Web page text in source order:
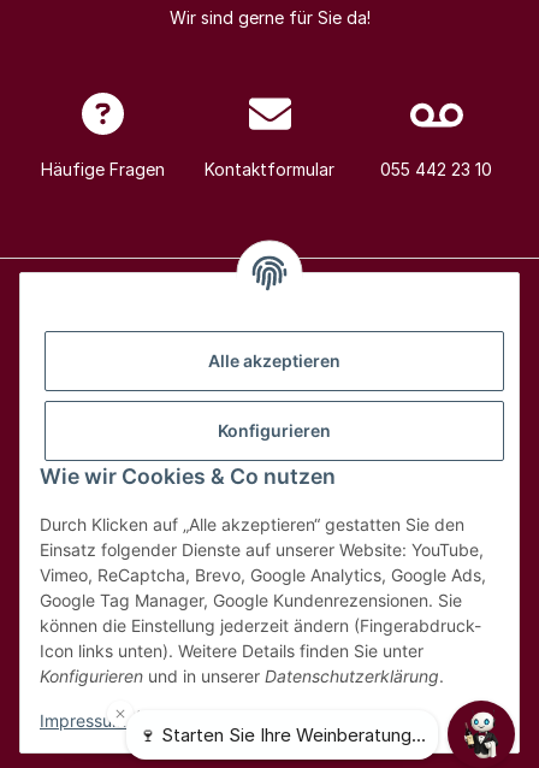
Alle akzeptieren
Konfigurieren
Wie wir Cookies & Co nutzen
Durch Klicken auf „Alle akzeptieren“ gestatten Sie den
Einsatz folgender Dienste auf unserer Website: YouTube,
Vimeo, ReCaptcha, Brevo, Google Analytics, Google Ads,
Google Tag Manager, Google Kundenrezensionen. Sie
können die Einstellung jederzeit ändern (Fingerabdruck-
Icon links unten). Weitere Details finden Sie unter
Konfigurieren und in unserer Datenschutzerklärung.
Impressum
Wir sind gerne für Sie da!
Häufige Fragen Kontaktformular 055 442 23 10
Hilfe & Kontakt
Rechtliches
© 2025 MDK Weinhandel GmbH - Weinbestellung.ch